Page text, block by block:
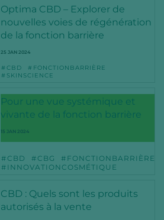
Optima CBD – Explorer de
nouvelles voies de régénération
de la fonction barrière
25 JAN 2024
CBD
FONCTIONBARRIÈRE
SKINSCIENCE
Pour une vue systémique et
vivante de la fonction barrière
15 JAN 2024
CBD CBG
FONCTIONBARRIÈRE
INNOVATIONCOSMÉTIQUE
CBD : Quels sont les produits
autorisés à la vente